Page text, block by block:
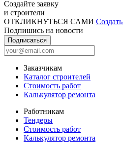
Создайте заявку
и строители
ОТКЛИКНУТЬСЯ САМИ
Подпишись на новости
Подписаться
Заказчикам
Каталог строителей
Стоимость работ
Калькулятор ремонта
Работникам
Тендеры
Стоимость работ
Калькулятор ремонта